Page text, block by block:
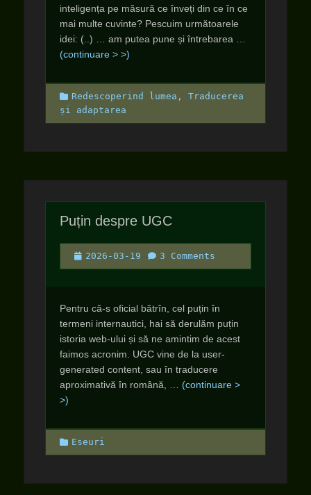
inteligența pe măsură ce înveți din ce în ce
mai multe cuvinte? Pescuim următoarele
idei: (..) … am putea pune și întrebarea
(continuare > >)
Categories
Redescoperind lumea , Traducerea
și adaptarea
Puțin despre UGC
Posted
on
2026-03-19 3 Comments
Pentru că-s oficial bătrîn, cel puțin în
termeni internautici, hai să derulăm puțin
istoria web-ului și să ne amintim de acest
faimos acronim. UGC vine de la user-
generated content, sau în traducere
aproximativă în română,
… (continuare >
>)
Categories
Eseuri